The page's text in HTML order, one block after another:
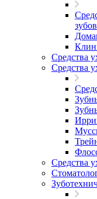
зубов
Средства
Средства
Средства